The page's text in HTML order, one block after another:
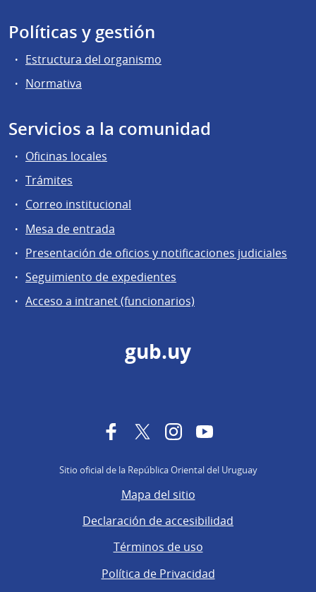
Políticas y gestión
Estructura del organismo
Normativa
Servicios a la comunidad
Oficinas locales
Trámites
Correo institucional
Mesa de entrada
Presentación de oficios y notificaciones judiciales
Seguimiento de expedientes
Acceso a intranet (funcionarios)
gub.uy
FacebookTwitterInstagramYouTube
Sitio oficial de la República Oriental del Uruguay
Mapa del sitio
Declaración de accesibilidad
Términos de uso
Política de Privacidad